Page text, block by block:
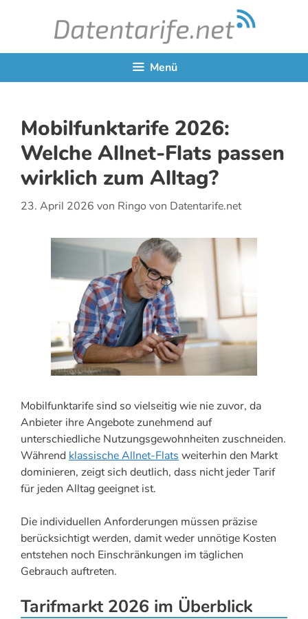
Menü
Mobilfunktarife 2026:
Welche Allnet-Flats passen
wirklich zum Alltag?
23. April 2026 von Ringo von Datentarife.net
Mobilfunktarife sind so vielseitig wie nie zuvor, da
Anbieter ihre Angebote zunehmend auf
unterschiedliche Nutzungsgewohnheiten zuschneiden.
Während klassische Allnet-Flats weiterhin den Markt
dominieren, zeigt sich deutlich, dass nicht jeder Tarif
für jeden Alltag geeignet ist.
Die individuellen Anforderungen müssen präzise
berücksichtigt werden, damit weder unnötige Kosten
entstehen noch Einschränkungen im täglichen
Gebrauch auftreten.
Tarifmarkt 2026 im Überblick